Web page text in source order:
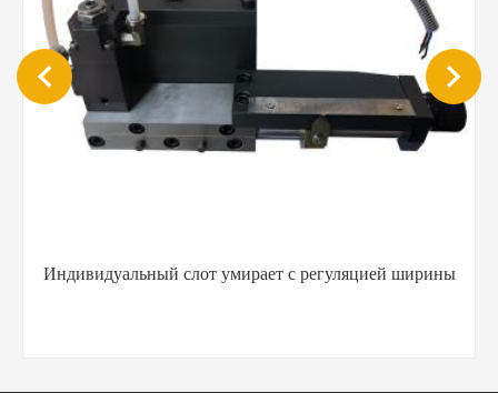
слот умирает с регуляцией ширины
YT-MS101 Горный